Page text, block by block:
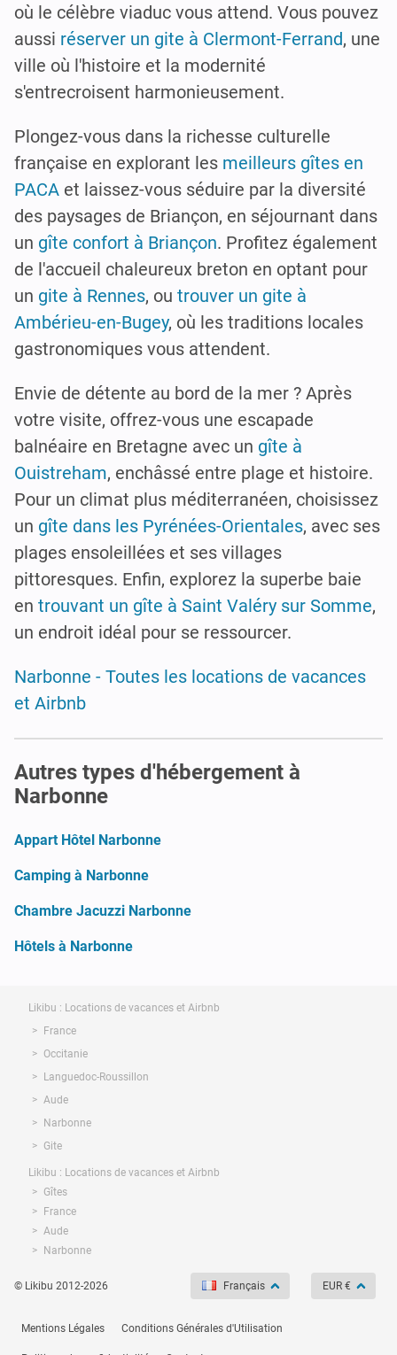
où le célèbre viaduc vous attend. Vous pouvez
aussi réserver un gite à Clermont-Ferrand, une
ville où l'histoire et la modernité
s'entrecroisent harmonieusement.
Plongez-vous dans la richesse culturelle
française en explorant les meilleurs gîtes en
PACA et laissez-vous séduire par la diversité
des paysages de Briançon, en séjournant dans
un gîte confort à Briançon. Profitez également
de l'accueil chaleureux breton en optant pour
un gite à Rennes, ou trouver un gite à
Ambérieu-en-Bugey, où les traditions locales
gastronomiques vous attendent.
Envie de détente au bord de la mer ? Après
votre visite, offrez-vous une escapade
balnéaire en Bretagne avec un gîte à
Ouistreham, enchâssé entre plage et histoire.
Pour un climat plus méditerranéen, choisissez
un gîte dans les Pyrénées-Orientales, avec ses
plages ensoleillées et ses villages
pittoresques. Enfin, explorez la superbe baie
en trouvant un gîte à Saint Valéry sur Somme,
un endroit idéal pour se ressourcer.
Narbonne - Toutes les locations de vacances
et Airbnb
Autres types d'hébergement à
Narbonne
Appart Hôtel Narbonne
Camping à Narbonne
Chambre Jacuzzi Narbonne
Hôtels à Narbonne
Likibu : Locations de vacances et Airbnb
France
Occitanie
Languedoc-Roussillon
Aude
Narbonne
Gite
Likibu : Locations de vacances et Airbnb
Gîtes
France
Aude
Narbonne
© Likibu 2012-2026 Français EUR €
Mentions Légales Conditions Générales d'Utilisation